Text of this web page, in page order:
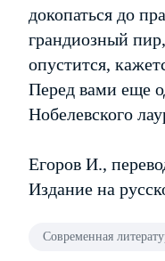
докопаться до
грандиозный
опустится,
Перед вами еще
Нобелевского
Егоров И.,
Издание на
Современная